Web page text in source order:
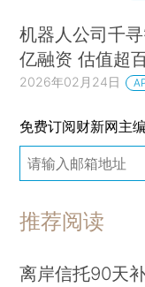
机器人公司千
亿融资 估值超
2026年02月24日
免费订阅财新网主
推荐阅读
离岸信托90天